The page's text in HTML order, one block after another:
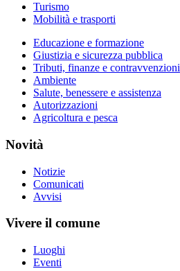
Turismo
Mobilità e trasporti
Educazione e formazione
Giustizia e sicurezza pubblica
Tributi, finanze e contravvenzioni
Ambiente
Salute, benessere e assistenza
Autorizzazioni
Agricoltura e pesca
Novità
Notizie
Comunicati
Avvisi
Vivere il comune
Luoghi
Eventi